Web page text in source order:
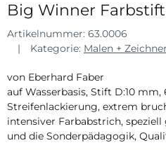
Big Winner
Artikelnummer: 63.0006
Kategorie: Malen +
von Eberhard Faber
auf Wasserbasis, Stift D:10 mm,
Streifenlackierung, extrem
intensiver Farbabstrich,
und die Sonderpädagogik,